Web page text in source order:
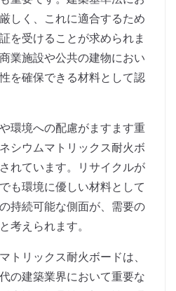
しく、これに適合するため
を受けることが求められま
業施設や公共の建物におい
を確保できる材料として認
環境への配慮がますます重
シウムマトリックス耐火ボ
れています。リサイクルが
も環境に優しい材料として
持続可能な側面が、需要の
考えられます。
トリックス耐火ボードは、
の建築業界において重要な